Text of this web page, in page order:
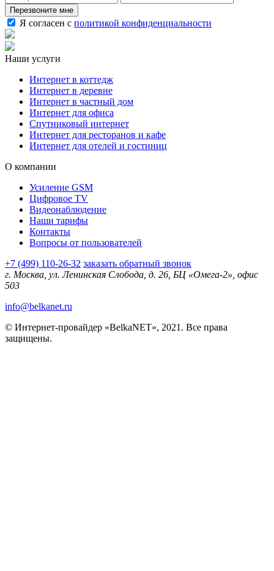
Перезвоните мне
Я согласен с политикой конфиденциальности
Наши услуги
Интернет в коттедж
Интернет в деревне
Интернет в частный дом
Интернет для офиса
Спутниковый интернет
Интернет для ресторанов и кафе
Интернет для отелей и гостиниц
О компании
Усиление GSM
Цифровое TV
Видеонаблюдение
Наши тарифы
Контакты
Вопросы от пользователей
+7 (499) 110-26-32 заказать обратный звонок
г. Москва, ул. Ленинская Слобода, д. 26, БЦ «Омега-2», офис
503
info@belkanet.ru
© Интернет-провайдер «BelkaNET», 2021. Все права
защищены.